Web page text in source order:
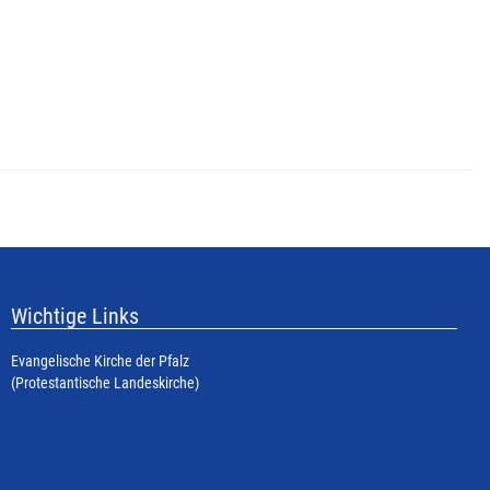
Wichtige Links
Evangelische Kirche der Pfalz
(Protestantische Landeskirche)